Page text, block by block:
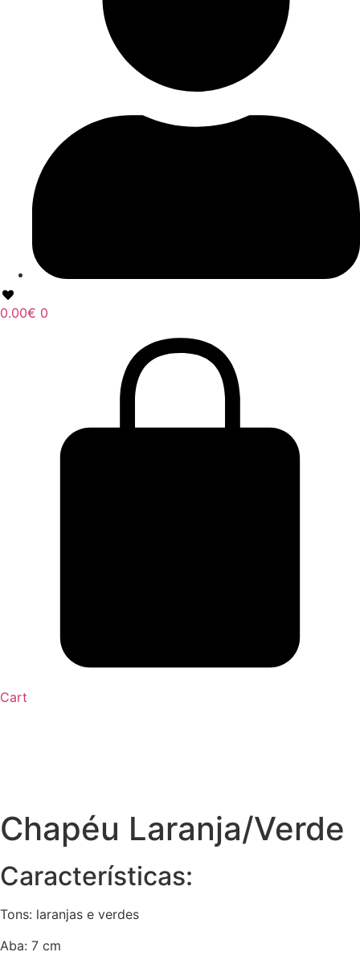
0.00€ 0
Cart
Chapéu Laranja/Verde
Características:
Tons: laranjas e verdes
Aba: 7 cm